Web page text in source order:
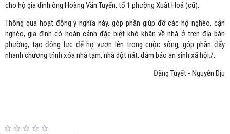
cho hộ gia đình ông Hoàng Văn Tuyển, tổ 1 phường Xuất Hoá (cũ).
Thông qua hoạt động ý nghĩa này, góp phần giúp đỡ các hộ nghèo, cận
nghèo, gia đình có hoàn cảnh đặc biệt khó khăn về nhà ở trên địa bàn
phường, tạo động lực để họ vươn lên trong cuộc sống, góp phần đẩy
nhanh chương trình xóa nhà tạm, nhà dột nát, đảm bảo an sinh xã hội./.
Đặng Tuyết - Nguyễn Dịu